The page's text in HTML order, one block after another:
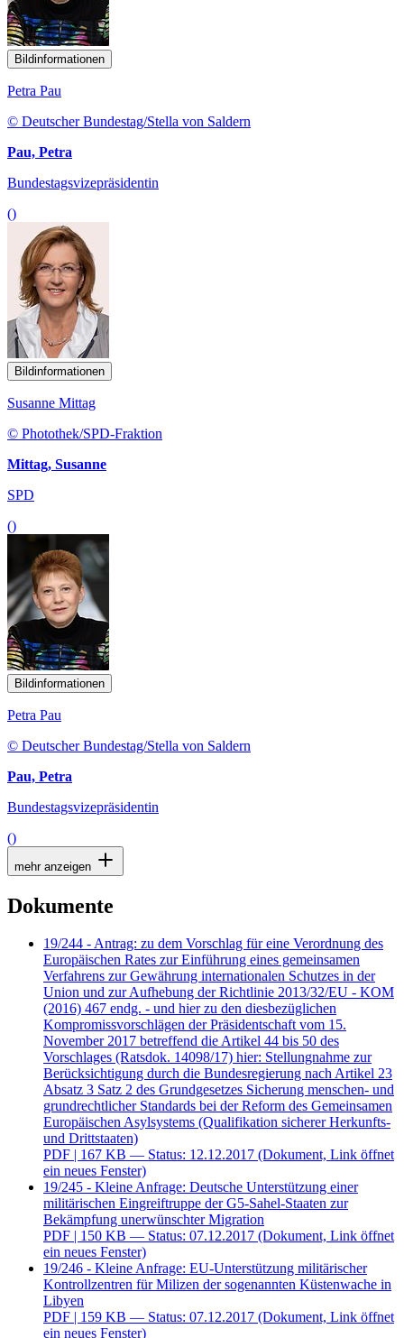
Bildinformationen
Petra Pau
© Deutscher Bundestag/Stella von Saldern
Pau, Petra
Bundestagsvizepräsidentin
()
Bildinformationen
Susanne Mittag
© Photothek/SPD-Fraktion
Mittag, Susanne
SPD
()
Bildinformationen
Petra Pau
© Deutscher Bundestag/Stella von Saldern
Pau, Petra
Bundestagsvizepräsidentin
()
mehr anzeigen
Dokumente
19/244 - Antrag: zu dem Vorschlag für eine Verordnung des
Europäischen Rates zur Einführung eines gemeinsamen
Verfahrens zur Gewährung internationalen Schutzes in der
Union und zur Aufhebung der Richtlinie 2013/32/EU - KOM
(2016) 467 endg. - und hier zu den diesbezüglichen
Kompromissvorschlägen der Präsidentschaft vom 15.
November 2017 betreffend die Artikel 44 bis 50 des
Vorschlages (Ratsdok. 14098/17) hier: Stellungnahme zur
Berücksichtigung durch die Bundesregierung nach Artikel 23
Absatz 3 Satz 2 des Grundgesetzes Sicherung menschen- und
grundrechtlicher Standards bei der Reform des Gemeinsamen
Europäischen Asylsystems (Qualifikation sicherer Herkunfts-
und Drittstaaten)
PDF | 167 KB — Status: 12.12.2017 (Dokument, Link öffnet
ein neues Fenster)
19/245 - Kleine Anfrage: Deutsche Unterstützung einer
militärischen Eingreiftruppe der G5-Sahel-Staaten zur
Bekämpfung unerwünschter Migration
PDF | 150 KB — Status: 07.12.2017 (Dokument, Link öffnet
ein neues Fenster)
19/246 - Kleine Anfrage: EU-Unterstützung militärischer
Kontrollzentren für Milizen der sogenannten Küstenwache in
Libyen
PDF | 159 KB — Status: 07.12.2017 (Dokument, Link öffnet
ein neues Fenster)